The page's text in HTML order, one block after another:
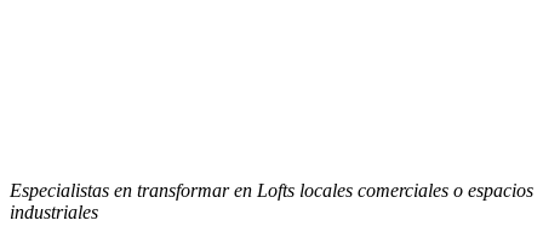
Especialistas en transformar en Lofts locales comerciales o espacios
industriales